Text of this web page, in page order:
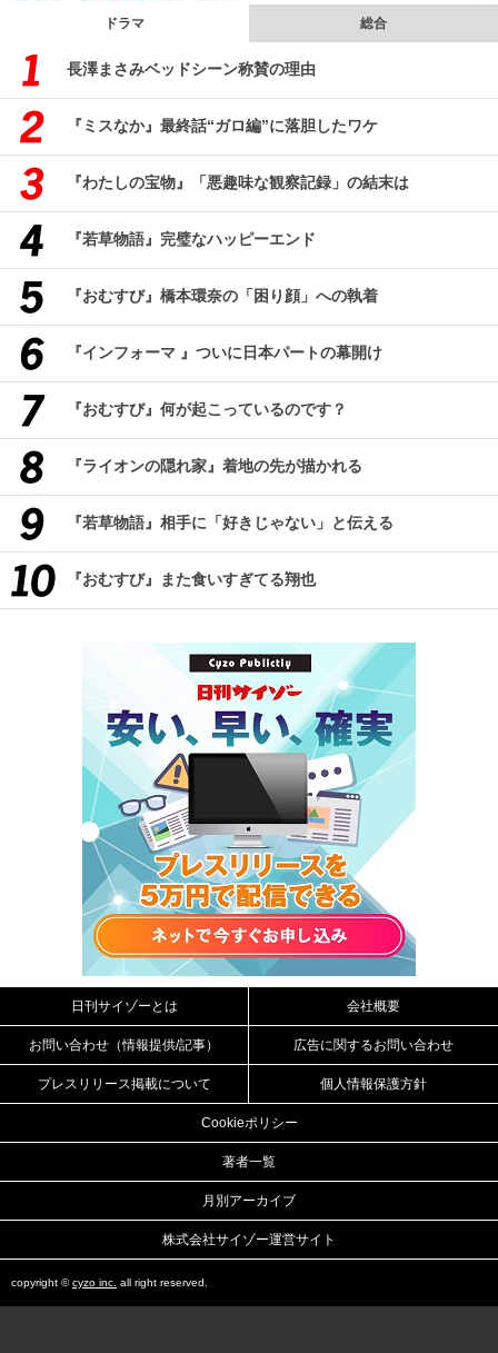
ドラマ 総合
長澤まさみベッドシーン称賛の理由
『ミスなか』最終話“ガロ編”に落胆したワケ
『わたしの宝物』「悪趣味な観察記録」の結末は
『若草物語』完璧なハッピーエンド
『おむすび』橋本環奈の「困り顔」への執着
『インフォーマ 』ついに日本パートの幕開け
『おむすび』何が起こっているのです？
『ライオンの隠れ家』着地の先が描かれる
『若草物語』相手に「好きじゃない」と伝える
『おむすび』また食いすぎてる翔也
日刊サイゾーとは 会社概要
お問い合わせ（情報提供/記事） 広告に関するお問い合わせ
プレスリリース掲載について 個人情報保護方針
Cookieポリシー
著者一覧
月別アーカイブ
株式会社サイゾー運営サイト
copyright ©cyzo inc. all right reserved.